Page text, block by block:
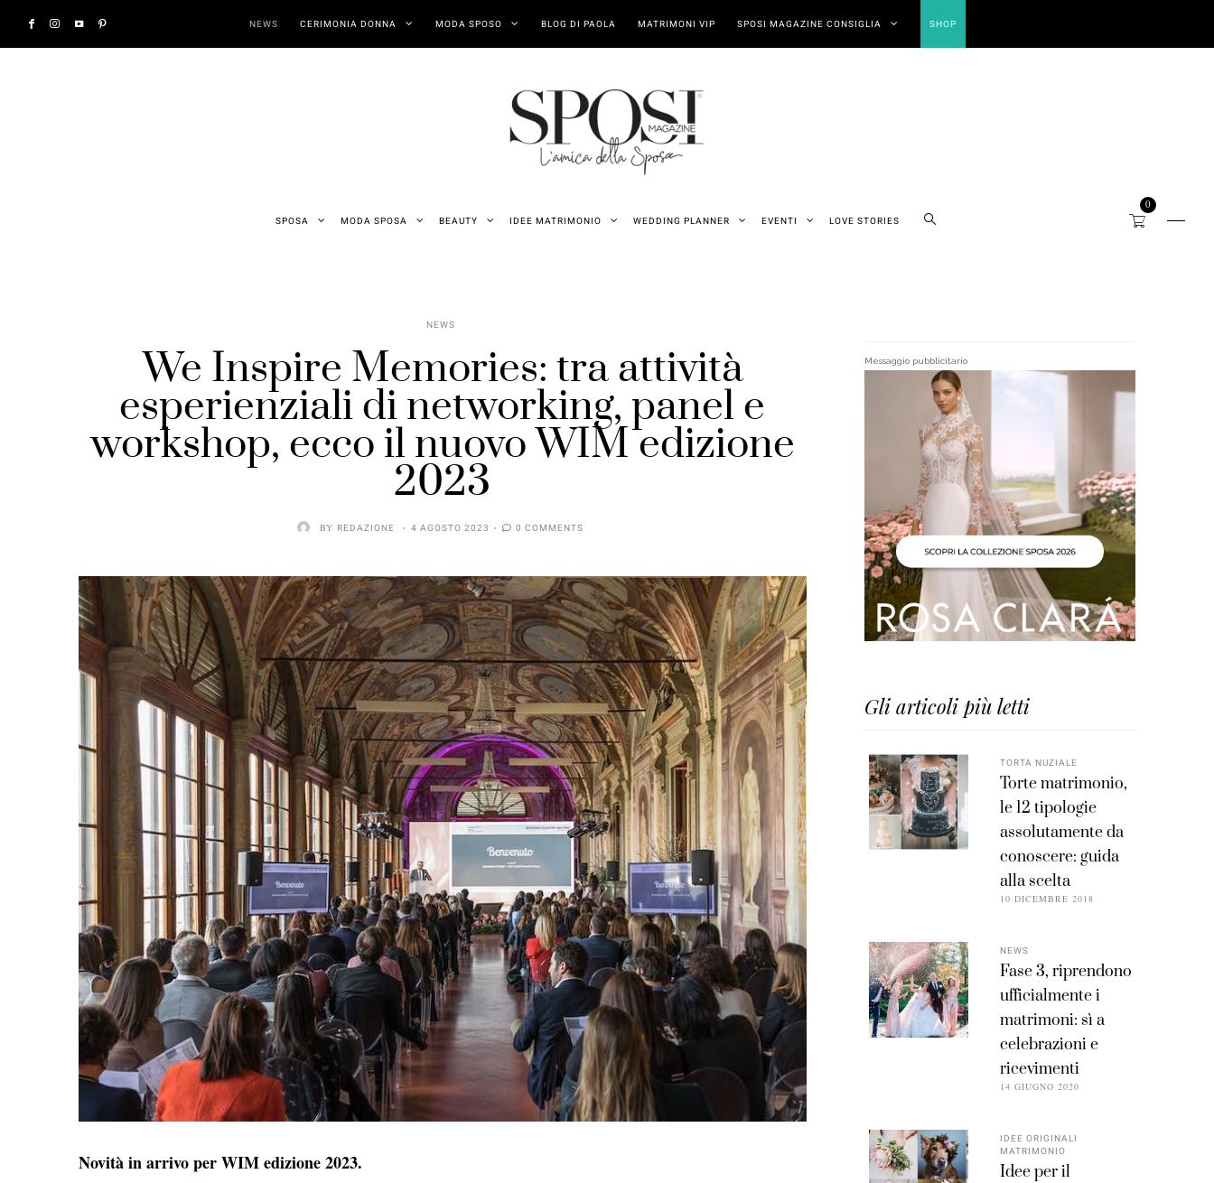
NEWS CERIMONIA DONNA MODA SPOSO BLOG DI PAOLA MATRIMONI VIP SPOSI MAGAZINE CONSIGLIA SHOP
SPOSA MODA SPOSA BEAUTY IDEE MATRIMONIO WEDDING PLANNER EVENTI LOVE STORIES
0
NEWS
We Inspire Memories: tra attività
esperienziali di networking, panel e
workshop, ecco il nuovo WIM edizione
2023
BY REDAZIONE 4 AGOSTO 2023 0 COMMENTS
Novità in arrivo per WIM edizione 2023.
Messaggio pubblicitario
Gli articoli più letti
TORTA NUZIALE
Torte matrimonio,
le 12 tipologie
assolutamente da
conoscere: guida
alla scelta
10 DICEMBRE 2018
NEWS
Fase 3, riprendono
ufficialmente i
matrimoni: sì a
celebrazioni e
ricevimenti
14 GIUGNO 2020
IDEE ORIGINALI
MATRIMONIO
Idee per il